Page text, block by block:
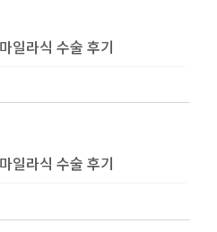
일라식 수술 후기
일라식 수술 후기